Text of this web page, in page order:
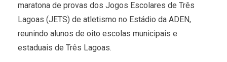
maratona de provas dos Jogos Escolares de Três
Lagoas (JETS) de atletismo no Estádio da ADEN,
reunindo alunos de oito escolas municipais e
estaduais de Três Lagoas.